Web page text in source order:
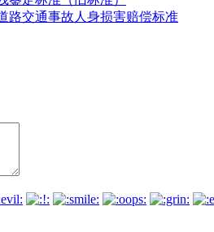
路交通事故人身损害赔偿标准